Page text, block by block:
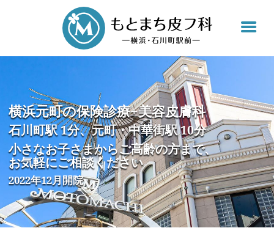
横浜元町の保険診療+美容皮膚科
石川町駅 1分、元町・中華街駅 10分
小さなお子さまからご高齢の方まで、
お気軽にご相談ください
2022年12月開院